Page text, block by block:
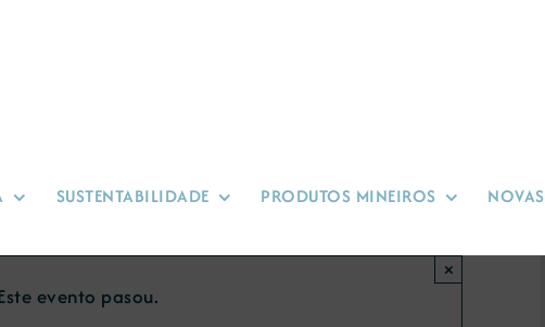
SUSTENTABILIDADE PRODUTOS MINEIROS NOVAS
evento pasou.
×